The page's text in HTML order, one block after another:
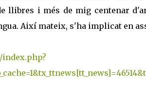
llibres i més de mig centenar
Així mateix, s'ha implicat en